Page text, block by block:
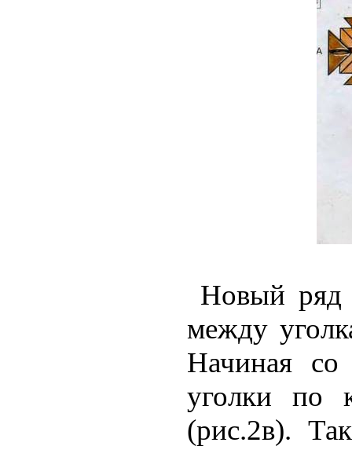
Новый ряд
между
Начиная со
уголки по
(рис.2в).